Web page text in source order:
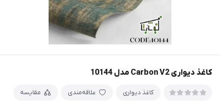
کاغذ دیواری Carbon V2 مدل 10144
کاغذ دیواری علاقه‌مندی مقایسه